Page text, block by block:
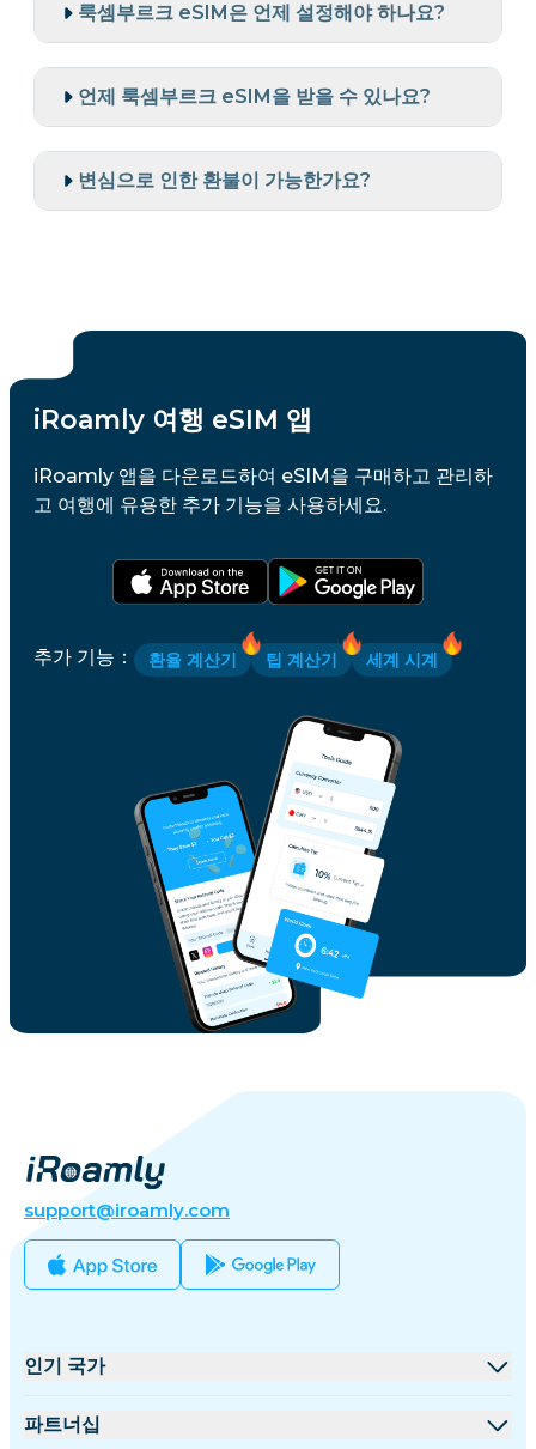
룩셈부르크 eSIM은 언제 설정해야 하나요?
언제 룩셈부르크 eSIM을 받을 수 있나요?
변심으로 인한 환불이 가능한가요?
iRoamly 여행 eSIM 앱
iRoamly 앱을 다운로드하여 eSIM을 구매하고 관리하
고 여행에 유용한 추가 기능을 사용하세요.
추가 기능 ： 환율 계산기 팁 계산기 세계 시계
support@iroamly.com
인기 국가
미국
파트너십